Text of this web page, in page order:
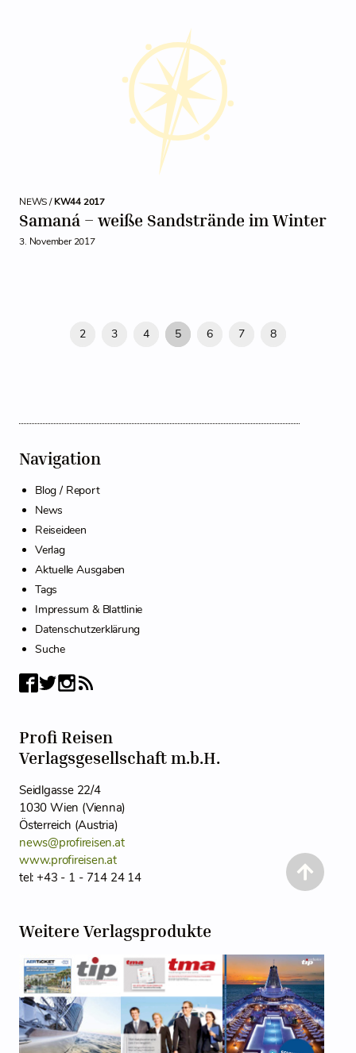
NEWS /KW44 2017
Samaná – weiße Sandstrände im Winter
3. November 2017
2 3 4 5 6 7 8
Navigation
Blog / Report
News
Reiseideen
Verlag
Aktuelle Ausgaben
Tags
Impressum & Blattlinie
Datenschutzerklärung
Suche
Profi Reisen
Verlagsgesellschaft m.b.H.
Seidlgasse 22/4
1030 Wien (Vienna)
Österreich (Austria)
news@profireisen.at
www.profireisen.at
tel: +43 - 1 - 714 24 14
Weitere Verlagsprodukte